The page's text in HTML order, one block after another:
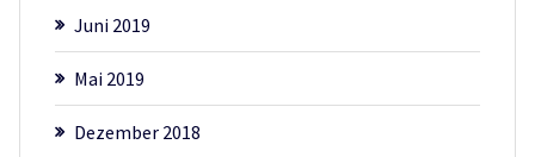
Juni 2019
Mai 2019
Dezember 2018